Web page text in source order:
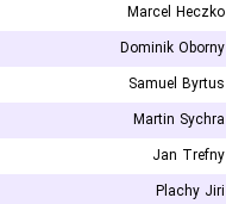
Marcel Heczko
Dominik Oborny
Samuel Byrtus
Martin Sychra
Jan Trefny
Plachy Jiri